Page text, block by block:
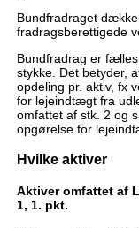
Bundfradraget
fradragsberettigede
Bundfradrag er
stykke. Det betyder,
opdeling pr. aktiv, fx
for lejeindtægt fra
omfattet af stk. 2 og
opgørelse for
Hvilke aktiver
Aktiver omfattet af
1, 1. pkt.